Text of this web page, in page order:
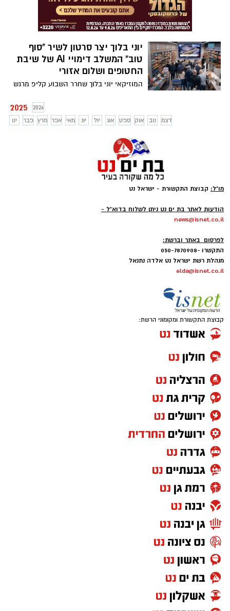
מאי , רלוונטי בתקווה לחזרתם של כל
החטופים
יוני בלוך יצר סרטון לשיר "סוף
טוב" המשלב דימויי AI של שיבת
החטופים ושלום אזורי
המוזיקאי יוני בלוך שחרר השבוע קליפ מרגש
AI ומדמה חזרה של כל החטופים לבתיהם,
בסרטון הוא מציג מציאות של שלום אזורי ובין
היתר מציג את דמותו של דני קושמרו מתרגש
עד דמעות עם שובם של החטופים. הלוואי
החלום יהפוך למציאות
2025
2026
ינו
פבר מרץ אפר מאי יונ יול אוג ספט אוק נוב דצמ
מו"ל: קבוצת התקשורת - ישראל נט
הודעות לאתר בת ים נט ניתן לשלוח בדוא"ל -
news@isnet.co.il
לפרסום באתר וברשת:
התקשרו -050-7870908
מנהלת רשת ישראל נט אלדה נתנאל
elda@isnet.co.il
קבוצת התקשורת ומקומוני הרשת: